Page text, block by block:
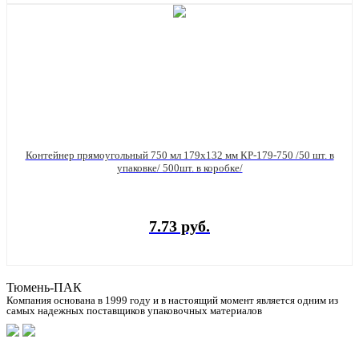
Контейнер прямоугольный 750 мл 179х132 мм КР-179-750 /50 шт. в
упаковке/ 500шт. в коробке/
7.73 руб.
Тюмень-ПАК
Компания основана в 1999 году и в настоящий момент является одним из
самых надежных поставщиков упаковочных материалов